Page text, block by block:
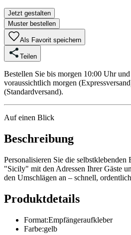
Jetzt gestalten
Muster bestellen
Als Favorit speichern
Teilen
Bestellen Sie bis morgen 10:00 Uhr
voraussichtlich morgen
(Standardversand).
Auf einen Blick
Beschreibung
Personalisieren Sie die selbstklebenden
"Sicily" mit den Adressen Ihrer Gäste
den Umschlägen an – schnell,
Produktdetails
Format:Empfängeraufkleber
Farbe:gelb